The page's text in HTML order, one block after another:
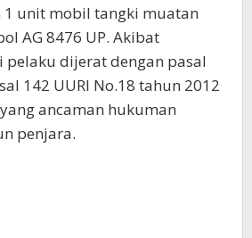
1 unit mobil tangki muatan
AG 8476 UP. Akibat
pelaku dijerat dengan pasal
142 UURI No.18 tahun 2012
ancaman hukuman
penjara.